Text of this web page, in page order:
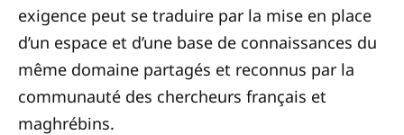
exigence peut se traduire par la mise en place
d’un espace et d’une base de connaissances du
même domaine partagés et reconnus par la
communauté des chercheurs français et
maghrébins.